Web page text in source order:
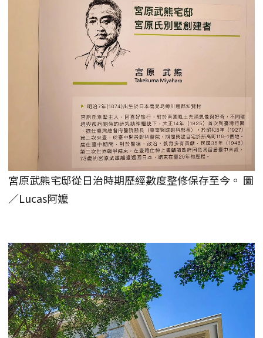
宮原武熊宅邸從日治時期歷經數度整修保存至今。 圖
／Lucas阿嬤